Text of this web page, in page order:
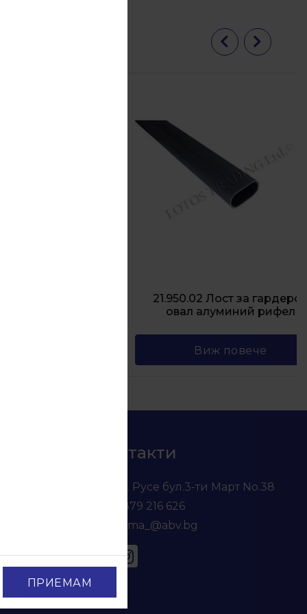
ПРИЕМАМ
21.950.02 Лост за гардероб
овал алуминий рифел
Виж повече
Контакти
гр. Русе бул.3-ти Март No.38
0879 216 626
voma_@abv.bg